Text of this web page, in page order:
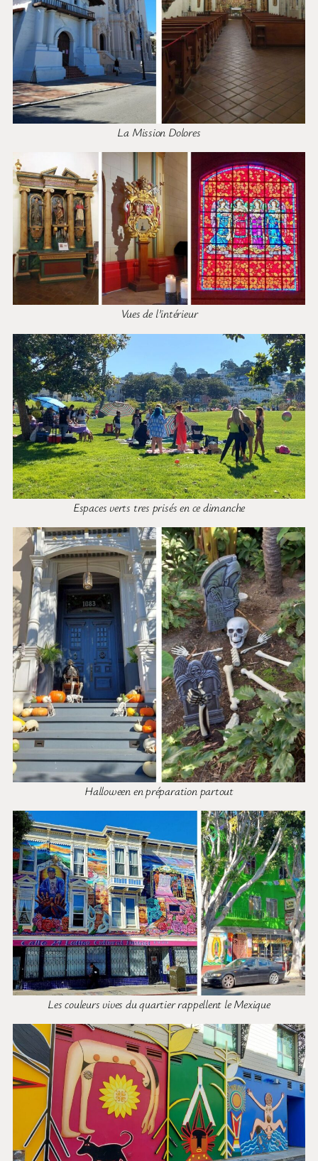
La Mission Dolores
Vues de l’intérieur
Espaces verts tres prisés en ce dimanche
Halloween en préparation partout
Les couleurs vives du quartier rappellent le Mexique